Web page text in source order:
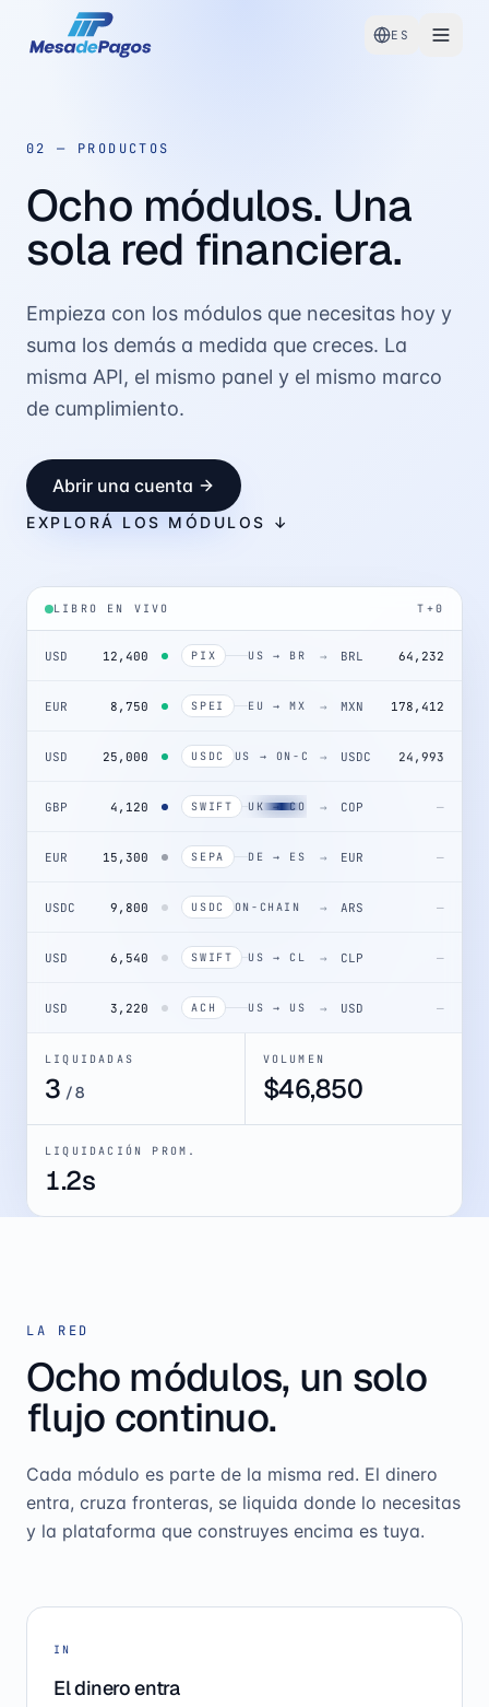
ES
02 — PRODUCTOS
Ocho módulos. Una
sola red financiera.
Empieza con los módulos que necesitas hoy y
suma los demás a medida que creces. La
misma API, el mismo panel y el mismo marco
de cumplimiento.
Abrir una cuenta
EXPLORÁ LOS MÓDULOS ↓
LIBRO EN VIVO T+0
USD 12,400 PIX US → BR → BRL 64,232
EUR 8,750 SPEI EU → MX → MXN 178,412
USD 25,000 USDC US → ON-CHAIN
→ USDC 24,993
GBP 4,120 SWIFT UK → CO → COP 21,044,800
EUR 15,300 SEPA DE → ES → EUR —
USDC 9,800 USDC ON-CHAIN → AR
→ ARS —
USD 6,540 SWIFT US → CL → CLP —
USD 3,220 ACH US → US → USD —
LIQUIDADAS
4 /8
VOLUMEN
$52,082
LIQUIDACIÓN PROM.
1.2s
LA RED
Ocho módulos, un solo
flujo continuo.
Cada módulo es parte de la misma red. El dinero
entra, cruza fronteras, se liquida donde lo necesitas
y la plataforma que construyes encima es tuya.
IN
El dinero entra